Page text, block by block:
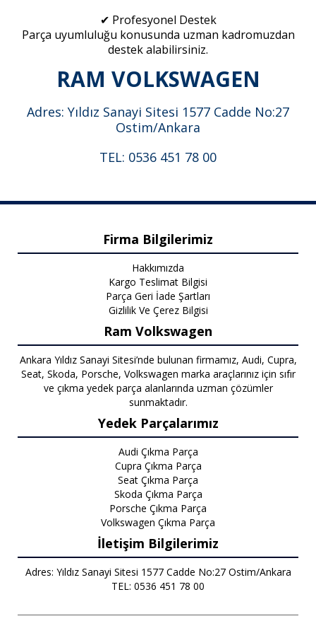
✔ Profesyonel Destek
Parça uyumluluğu konusunda uzman kadromuzdan
destek alabilirsiniz.
RAM VOLKSWAGEN
Adres: Yıldız Sanayi Sitesi 1577 Cadde No:27
Ostim/Ankara
TEL: 0536 451 78 00
Firma Bilgilerimiz
Hakkımızda
Kargo Teslimat Bilgisi
Parça Geri İade Şartları
Gizlilik Ve Çerez Bilgisi
Ram Volkswagen
Ankara Yıldız Sanayi Sitesi’nde bulunan firmamız, Audi, Cupra,
Seat, Skoda, Porsche, Volkswagen marka araçlarınız için sıfır
ve çıkma yedek parça alanlarında uzman çözümler
sunmaktadır.
Yedek Parçalarımız
Audi Çıkma Parça
Cupra Çıkma Parça
Seat Çıkma Parça
Skoda Çıkma Parça
Porsche Çıkma Parça
Volkswagen Çıkma Parça
İletişim Bilgilerimiz
Adres: Yıldız Sanayi Sitesi 1577 Cadde No:27 Ostim/Ankara
TEL: 0536 451 78 00